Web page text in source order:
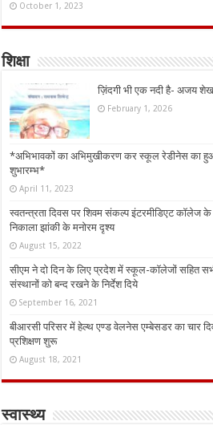
October 1, 2023
शिक्षा
ज़िंदगी भी एक नदी है- अजय
February 1, 2026
*अभिभावकों का अभिमुखीकरण कर स्कूल रेडीनेस का
शुभारम्भ*
April 11, 2023
स्वतन्त्रता दिवस पर शिवम संकल्प इंटरमीडिएट कॉलेज के
निकाला झांकी के मनोरम दृश्य
August 15, 2022
सीएम ने दो दिन के लिए प्रदेश में स्कूल-कॉलेजों सहित
संस्थानों को बन्द रखने के निर्देश दिये
September 16, 2021
बीआरसी परिसर में हेल्थ एण्ड वेलनेस एम्बेसडर का चार
प्रशिक्षण शुरू
August 18, 2021
स्वास्थ्य